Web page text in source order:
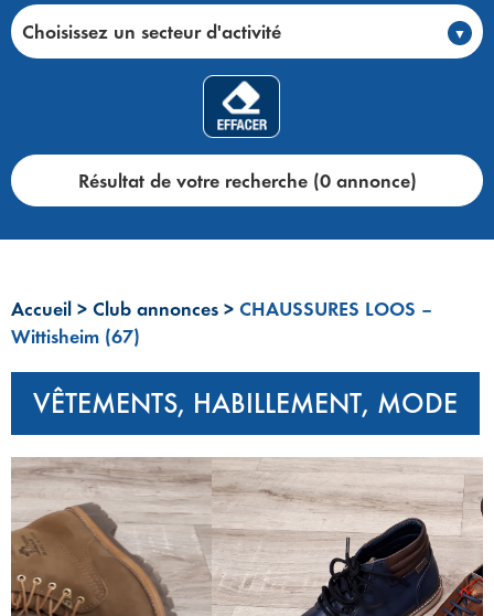
Choisissez un secteur d'activité
Résultat de votre recherche (0 annonce)
Accueil > Club annonces > CHAUSSURES LOOS –
Wittisheim (67)
VÊTEMENTS, HABILLEMENT, MODE
‹ ›